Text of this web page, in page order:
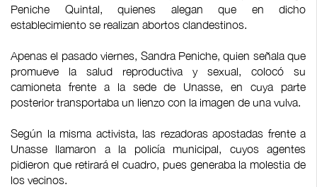
Peniche Quintal, quienes alegan que en dicho
establecimiento se realizan abortos clandestinos.
Apenas el pasado viernes, Sandra Peniche, quien señala que
promueve la salud reproductiva y sexual, colocó su
camioneta frente a la sede de Unasse, en cuya parte
posterior transportaba un lienzo con la imagen de una vulva.
Según la misma activista, las rezadoras apostadas frente a
Unasse llamaron a la policía municipal, cuyos agentes
pidieron que retirará el cuadro, pues generaba la molestia de
los vecinos.